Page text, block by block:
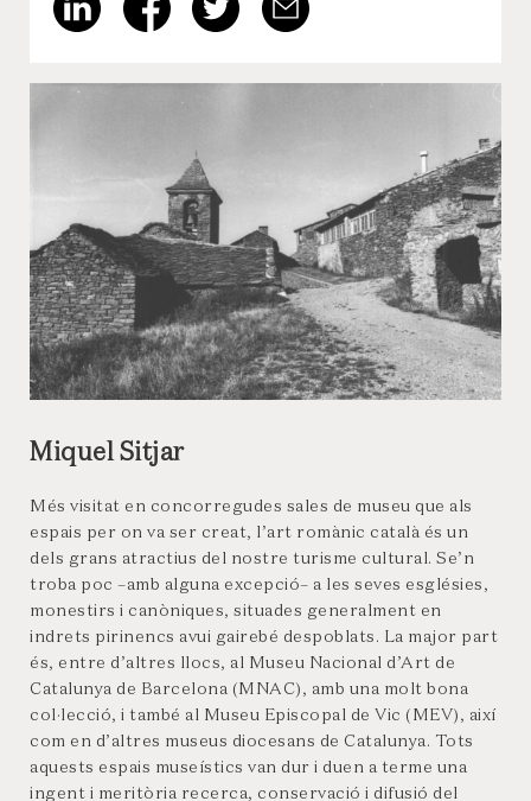
Miquel Sitjar
Més visitat en concorregudes sales de museu que als
espais per on va ser creat, l’art romànic català és un
dels grans atractius del nostre turisme cultural. Se’n
troba poc –amb alguna excepció– a les seves esglésies,
monestirs i canòniques, situades generalment en
indrets pirinencs avui gairebé despoblats. La major part
és, entre d’altres llocs, al Museu Nacional d’Art de
Catalunya de Barcelona (MNAC), amb una molt bona
col·lecció, i també al Museu Episcopal de Vic (MEV), així
com en d’altres museus diocesans de Catalunya. Tots
aquests espais museístics van dur i duen a terme una
ingent i meritòria recerca, conservació i difusió del